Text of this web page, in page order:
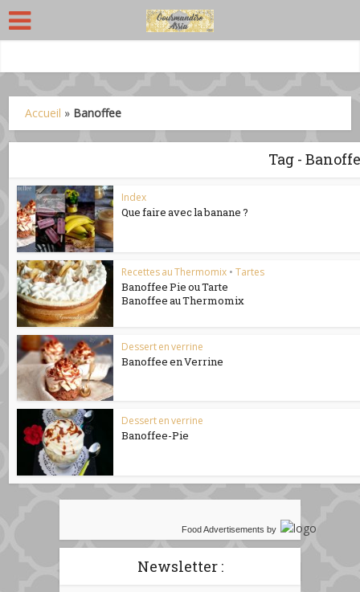
Accueil » Banoffee
Tag -
Index
Que faire avec la banane ?
Recettes au Thermomix • Tartes
Banoffee Pie ou Tarte
Banoffee au Thermomix
Dessert en verrine
Banoffee en Verrine
Dessert en verrine
Banoffee-Pie
Food Advertisements by
Newsletter :